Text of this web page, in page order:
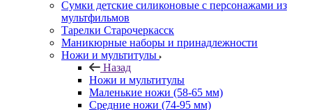
Сумки детские силиконовые с персонажами из
мультфильмов
Тарелки Старочеркасск
Маникюрные наборы и принадлежности
Ножи и мультитулы
Назад
Ножи и мультитулы
Маленькие ножи (58-65 мм)
Средние ножи (74-95 мм)